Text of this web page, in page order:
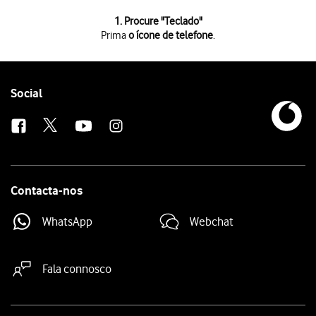
1. Procure "Teclado"
Primao ícone de telefone.
PrimaTeclado.
PrimaIgnorar
a partir
Follow
Social
Contacta-nos
WhatsApp Webchat
Fala connosco